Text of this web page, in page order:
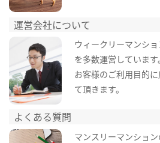
運営会社について
ウィークリーマンシ
を多数運営しています。
お客様のご利用目的
て頂きます。
よくある質問
マンスリーマンショ